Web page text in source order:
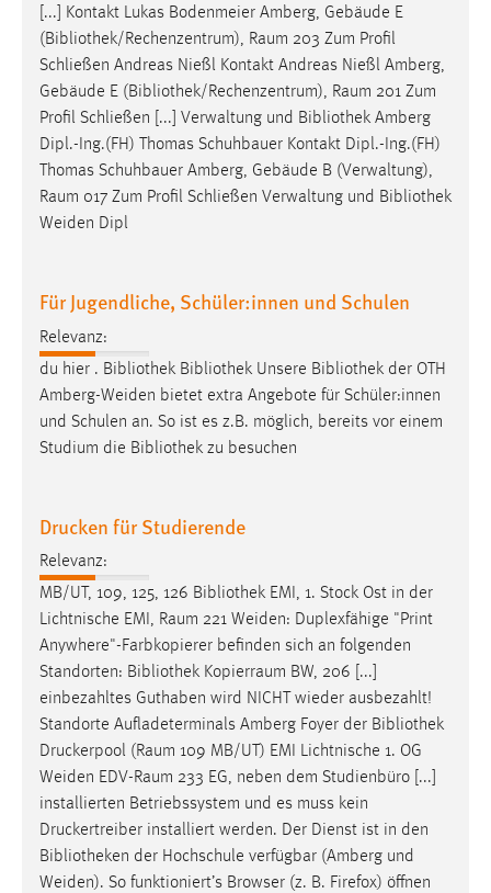
[...] Kontakt Lukas Bodenmeier Amberg, Gebäude E
(Bibliothek/Rechenzentrum), Raum 203 Zum Profil
Schließen Andreas Nießl Kontakt Andreas Nießl Amberg,
Gebäude E (Bibliothek/Rechenzentrum), Raum 201 Zum
Profil Schließen [...] Verwaltung und Bibliothek Amberg
Dipl.-Ing.(FH) Thomas Schuhbauer Kontakt Dipl.-Ing.(FH)
Thomas Schuhbauer Amberg, Gebäude B (Verwaltung),
Raum 017 Zum Profil Schließen Verwaltung und Bibliothek
Weiden Dipl
Für Jugendliche, Schüler:innen und Schulen
Relevanz:
du hier . Bibliothek Bibliothek Unsere Bibliothek der OTH
Amberg-Weiden bietet extra Angebote für Schüler:innen
und Schulen an. So ist es z.B. möglich, bereits vor einem
Studium die Bibliothek zu besuchen
Drucken für Studierende
Relevanz:
MB/UT, 109, 125, 126 Bibliothek EMI, 1. Stock Ost in der
Lichtnische EMI, Raum 221 Weiden: Duplexfähige "Print
Anywhere"-Farbkopierer befinden sich an folgenden
Standorten: Bibliothek Kopierraum BW, 206 [...]
einbezahltes Guthaben wird NICHT wieder ausbezahlt!
Standorte Aufladeterminals Amberg Foyer der Bibliothek
Druckerpool (Raum 109 MB/UT) EMI Lichtnische 1. OG
Weiden EDV-Raum 233 EG, neben dem Studienbüro [...]
installierten Betriebssystem und es muss kein
Druckertreiber installiert werden. Der Dienst ist in den
Bibliotheken der Hochschule verfügbar (Amberg und
Weiden). So funktioniert’s Browser (z. B. Firefox) öffnen